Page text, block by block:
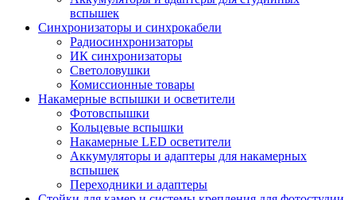
вспышек
Синхронизаторы и синхрокабели
Радиосинхронизаторы
ИК синхронизаторы
Светоловушки
Комиссионные товары
Накамерные вспышки и осветители
Фотовспышки
Кольцевые вспышки
Накамерные LED осветители
Аккумуляторы и адаптеры для накамерных
вспышек
Переходники и адаптеры